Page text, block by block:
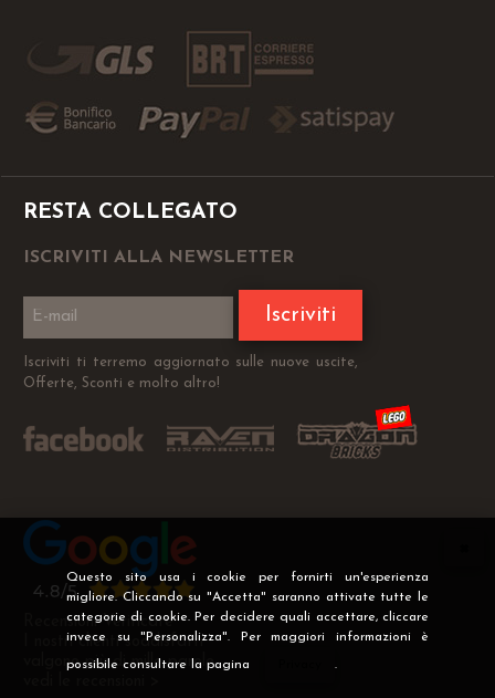
Questo sito usa i cookie per fornirti un'esperienza
migliore. Cliccando su "Accetta" saranno attivate tutte le
categorie di cookie. Per decidere quali accettare, cliccare
invece su "Personalizza". Per maggiori informazioni è
possibile consultare la pagina .
RESTA COLLEGATO
ISCRIVITI ALLA NEWSLETTER
Iscriviti
Iscriviti ti terremo aggiornato sulle nuove uscite,
Offerte, Sconti e molto altro!
Recensioni Verificate
I nostri clienti soddisfatti
valgono più di mille parole